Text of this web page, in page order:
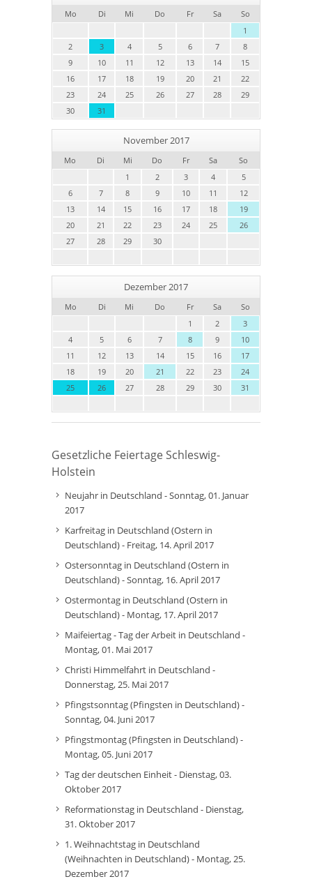
Mo Di Mi Do Fr Sa
So
1
2
3 4 5 6 7
8
9
10 11 12 13 14
15
16
17 18 19 20 21
22
23
24 25 26 27 28
29
30
31
November 2017
Mo Di Mi Do Fr Sa
So
1
2 3 4
5
6
7 8 9 10 11
12
13
14 15 16 17 18
19
20
21 22 23 24 25
26
27
28 29 30
Dezember 2017
Mo Di Mi Do Fr Sa
So
1
2
3
4
5 6 7 8 9
10
11
12 13 14 15 16
17
18
19 20 21 22 23
24
25
26 27 28 29 30 31
Gesetzliche Feiertage Schleswig-
Holstein
Neujahr in Deutschland - Sonntag, 01. Januar
2017
Karfreitag in Deutschland (Ostern in
Deutschland) - Freitag, 14. April 2017
Ostersonntag in Deutschland (Ostern in
Deutschland) - Sonntag, 16. April 2017
Ostermontag in Deutschland (Ostern in
Deutschland) - Montag, 17. April 2017
Maifeiertag - Tag der Arbeit in Deutschland -
Montag, 01. Mai 2017
Christi Himmelfahrt in Deutschland -
Donnerstag, 25. Mai 2017
Pfingstsonntag (Pfingsten in Deutschland) -
Sonntag, 04. Juni 2017
Pfingstmontag (Pfingsten in Deutschland) -
Montag, 05. Juni 2017
Tag der deutschen Einheit - Dienstag, 03.
Oktober 2017
Reformationstag in Deutschland - Dienstag,
31. Oktober 2017
1. Weihnachtstag in Deutschland
(Weihnachten in Deutschland) - Montag, 25.
Dezember 2017